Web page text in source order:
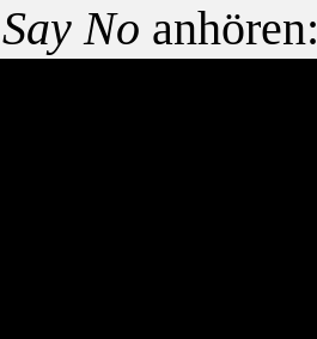
No anhören: